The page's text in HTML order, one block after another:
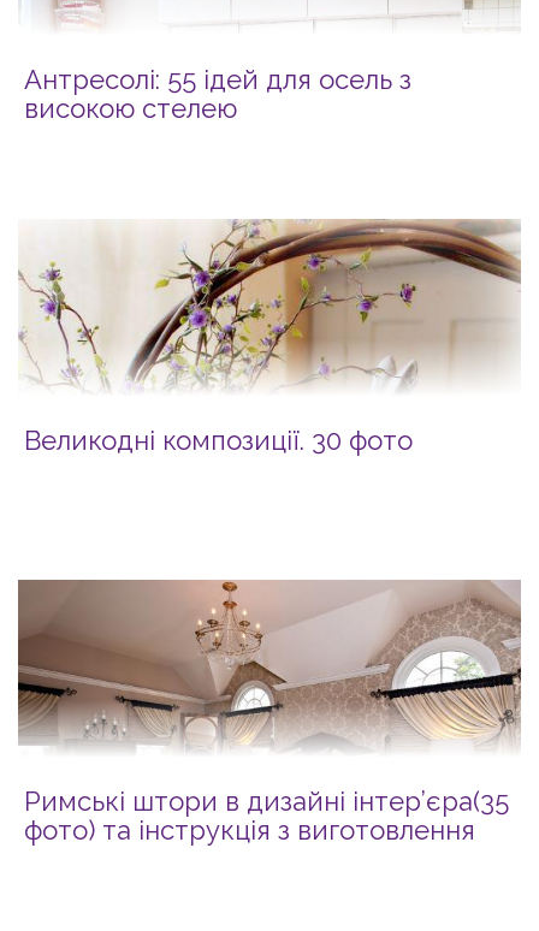
Антресолі: 55 ідей для осель з
високою стелею
Великодні композиції. 30 фото
Римські штори в дизайні інтер’єра(35
фото) та інструкція з виготовлення